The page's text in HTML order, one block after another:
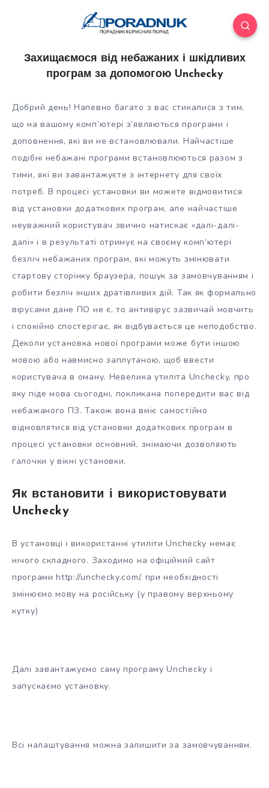
Захищаємося від небажаних і шкідливих
програм за допомогою Unchecky
Добрий день! Напевно багато з вас стикалися з тим,
що на вашому комп’ютері з’являються програми і
доповнення, які ви не встановлювали. Найчастіше
подібні небажані програми встановлюються разом з
тими, які ви завантажуєте з інтернету для своїх
потреб. В процесі установки ви можете відмовитися
від установки додаткових програм, але найчастіше
неуважний користувач звично натискає «далі-далі-
далі» і в результаті отримує на своєму комп’ютері
безліч небажаних програм, які можуть змінювати
стартову сторінку браузера, пошук за замовчуванням і
робити безліч інших дратівливих дій. Так як формально
вірусами дане ПО не є, то антивірус зазвичай мовчить
і спокійно спостерігає, як відбувається це неподобство.
Деколи установка нової програми може бути іншою
мовою або навмисно заплутаною, щоб ввести
користувача в оману. Невелика утиліта Unchecky, про
яку піде мова сьогодні, покликана попередити вас від
небажаного ПЗ. Також вона вміє самостійно
відмовлятися від установки додаткових програм в
процесі установки основний, знімаючи дозволяють
галочки у вікні установки.
Як встановити і використовувати
Unchecky
В установці і використанні утиліти Unchecky немає
нічого складного. Заходимо на офіційний сайт
програми http://unchecky.com/, при необхідності
змінюємо мову на російську (у правому верхньому
кутку)
Далі завантажуємо саму програму Unchecky і
запускаємо установку.
Всі налаштування можна залишити за замовчуванням.